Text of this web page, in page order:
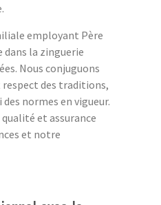
employant Père
dans la zinguerie
Nous conjuguons
des traditions,
normes en vigueur.
et assurance
et notre